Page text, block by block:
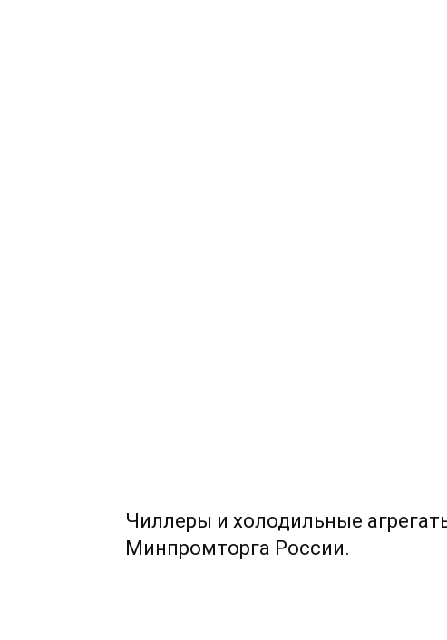
Чиллеры и холодильные
Минпромторга России.